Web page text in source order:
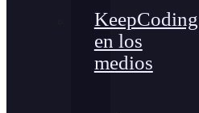
KeepCoding
en los
medios